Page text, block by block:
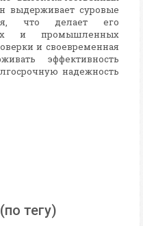
выдерживает суровые
что делает его
и промышленных
и своевременная
эффективность
надежность
тегу)